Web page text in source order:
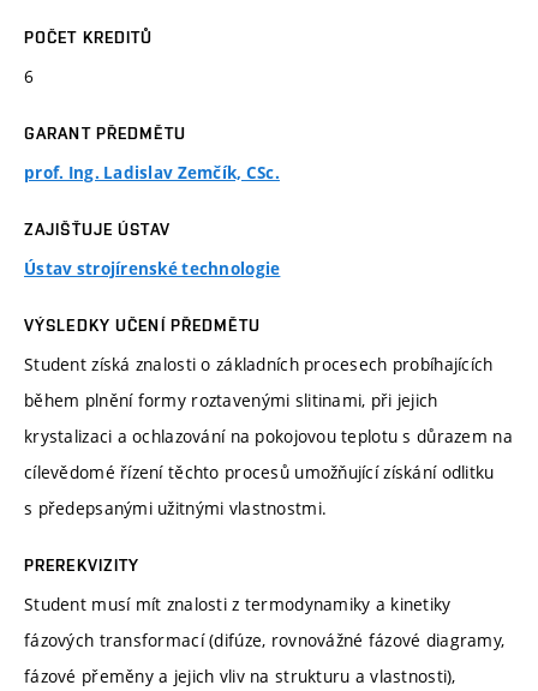
POČET KREDITŮ
6
GARANT PŘEDMĚTU
prof. Ing. Ladislav Zemčík, CSc.
ZAJIŠŤUJE ÚSTAV
Ústav strojírenské technologie
VÝSLEDKY UČENÍ PŘEDMĚTU
Student získá znalosti o základních procesech probíhajících
během plnění formy roztavenými slitinami, při jejich
krystalizaci a ochlazování na pokojovou teplotu s důrazem na
cílevědomé řízení těchto procesů umožňující získání odlitku
s předepsanými užitnými vlastnostmi.
PREREKVIZITY
Student musí mít znalosti z termodynamiky a kinetiky
fázových transformací (difúze, rovnovážné fázové diagramy,
fázové přeměny a jejich vliv na strukturu a vlastnosti),